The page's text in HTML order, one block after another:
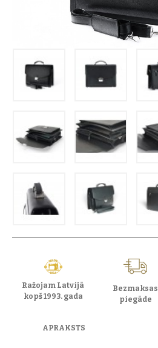
Ražojam Latvijā
kopš 1993. gada
Bezmaksas
piegāde
APRAKSTS